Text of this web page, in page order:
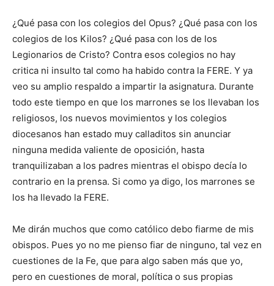
¿Qué pasa con los colegios del Opus? ¿Qué pasa con los
colegios de los Kilos? ¿Qué pasa con los de los
Legionarios de Cristo? Contra esos colegios no hay
critica ni insulto tal como ha habido contra la FERE. Y ya
veo su amplio respaldo a impartir la asignatura. Durante
todo este tiempo en que los marrones se los llevaban los
religiosos, los nuevos movimientos y los colegios
diocesanos han estado muy calladitos sin anunciar
ninguna medida valiente de oposición, hasta
tranquilizaban a los padres mientras el obispo decía lo
contrario en la prensa. Si como ya digo, los marrones se
los ha llevado la FERE.
Me dirán muchos que como católico debo fiarme de mis
obispos. Pues yo no me pienso fiar de ninguno, tal vez en
cuestiones de la Fe, que para algo saben más que yo,
pero en cuestiones de moral, política o sus propias